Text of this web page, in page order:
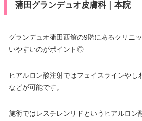
蒲田グランデュオ皮膚科｜本院
グランデュオ蒲田西館の9階にあるクリニ
いやすいのがポイント◎
ヒアルロン酸注射ではフェイスラインやし
などが可能です。
施術ではレスチレンリドというヒアルロン